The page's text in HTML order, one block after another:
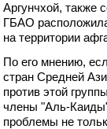
Аргунчхой, также
ГБАО
на территории
По его мнению,
стран Средней
против этой
члены "Аль-
проблемы не